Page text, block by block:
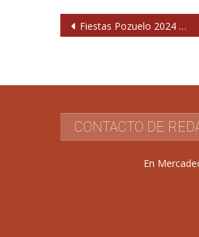
Navegación
Fiestas Pozuelo 2024 en septiembre: conciertos
CONTACTO DE
En